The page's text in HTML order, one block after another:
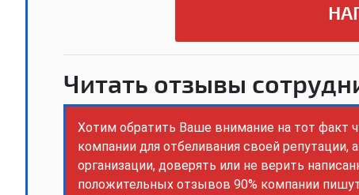
Читать отзывы
Хотим обратить Ваше внимание на тот факт
компании для отбеливания своей
организации, доверять или не верить
положительных отзывов 90% компании